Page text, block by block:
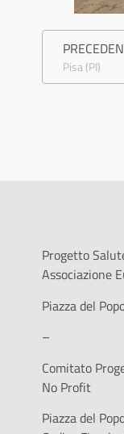
Pisa (PI)
Progetto
Associazione
Piazza del
–
Comitato
No Profit
Piazza del